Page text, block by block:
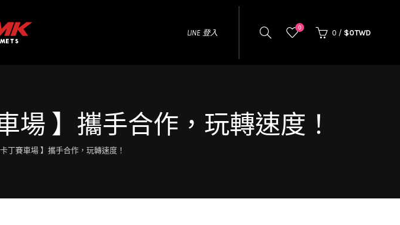
LINE 登入
0
0 / $0TWD
場 】攜手合作，玩轉速度！
丁賽車場 】攜手合作，玩轉速度！